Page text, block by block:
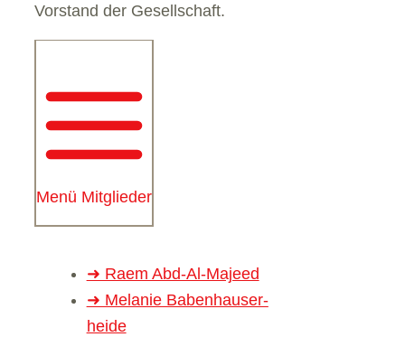
Vor­stand der Gesell­schaft.
Menü Mitglieder
➜ Raem Abd-Al-Majeed
➜ Mela­nie Baben­hau­ser­
heide